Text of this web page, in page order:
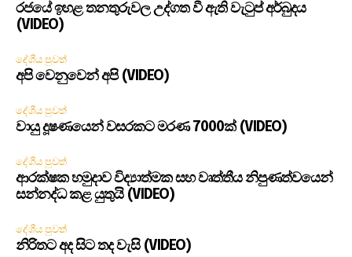
රජයේ ඉහළ තනතුරුවල උද්ගත වී ඇති වැටුප් අර්බුදය
(VIDEO)
දේශීය පුවත්
අපි වෙනුවෙන් අපි (VIDEO)
දේශීය පුවත්
වායු දූෂණයෙන් වසරකට මරණ 7000ක් (VIDEO)
දේශීය පුවත්
ආරක්ෂක හමුදාව විද්‍යාත්මක සහ වෘත්තීය නිපුණත්වයෙන්
සන්නද්ධ කළ යුතුයි (VIDEO)
දේශීය පුවත්
නිරිතට අද සිට තද වැසි (VIDEO)